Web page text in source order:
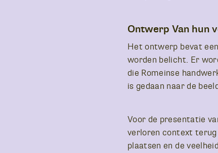
Ontwerp Van hun
Het ontwerp bevat
worden belicht. Er
die Romeinse
is gedaan naar de
Voor de presentatie
verloren context terug
plaatsen en de